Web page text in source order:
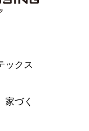
ックス
家づく